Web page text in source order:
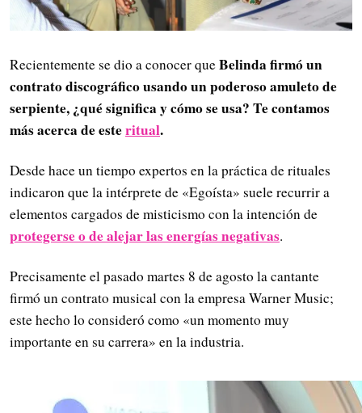
Recientemente se dio a conocer queBelinda firmó un
contrato discográfico usando un poderoso amuleto de
serpiente, ¿qué significa y cómo se usa? Te contamos
más acerca de esteritual.
Desde hace un tiempo expertos en la práctica de rituales
indicaron que la intérprete de «Egoísta» suele recurrir a
elementos cargados de misticismo con la intención de
protegerse o de alejar las energías negativas.
Precisamente el pasado martes 8 de agosto la cantante
firmó un contrato musical con la empresa Warner Music;
este hecho lo consideró como «un momento muy
importante en su carrera» en la industria.